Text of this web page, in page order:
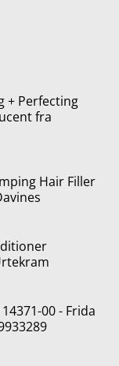
+ Perfecting
fra
Hair Filler
00 - Frida